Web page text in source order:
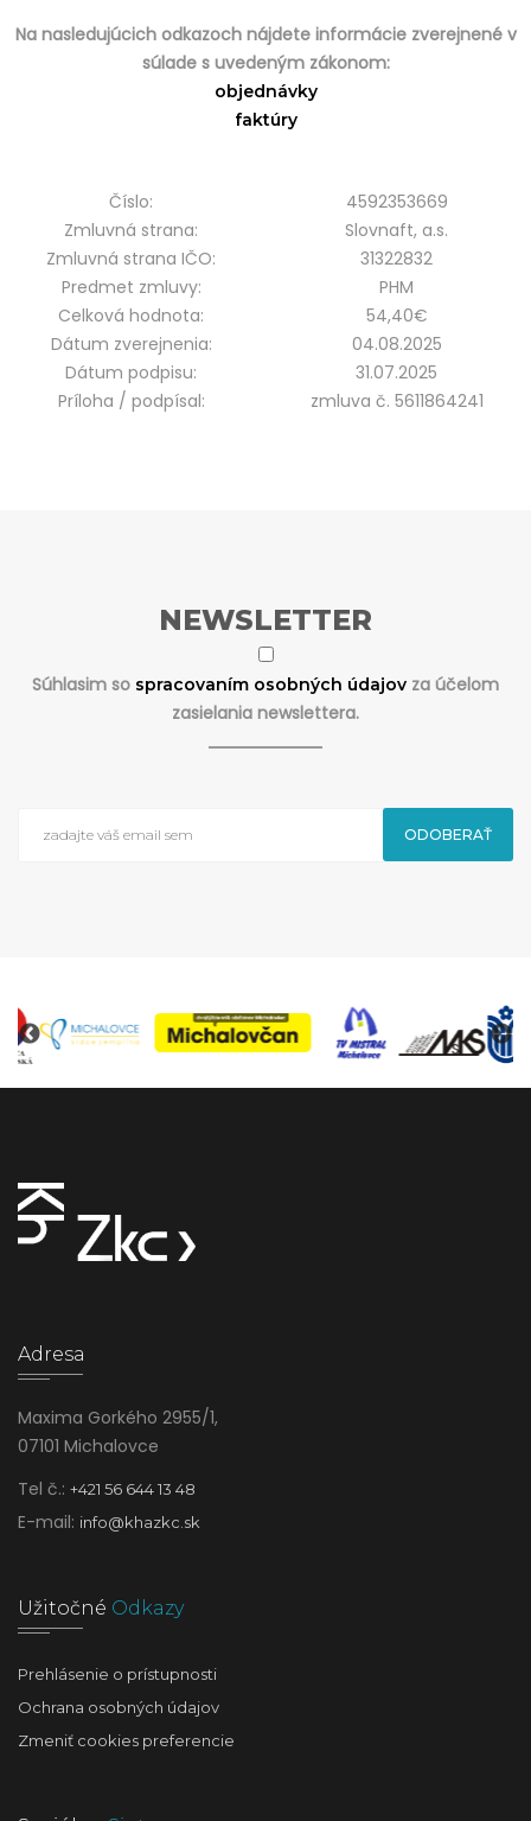
Na nasledujúcich odkazoch nájdete informácie zverejnené v
súlade s uvedeným zákonom:
objednávky
faktúry
Číslo:
4592353669
Zmluvná strana:
Slovnaft, a.s.
Zmluvná strana IČO:
31322832
Predmet zmluvy:
PHM
Celková hodnota:
54,40€
Dátum zverejnenia:
04.08.2025
Dátum podpisu:
31.07.2025
Príloha / podpísal:
zmluva č. 5611864241
NEWSLETTER
Súhlasim so spracovaním osobných údajov za účelom
zasielania newslettera.
ODOBERAŤ
Adresa
Maxima Gorkého 2955/1,
07101 Michalovce
Tel č.: +421 56 644 13 48
E-mail: info@khazkc.sk
Užitočné Odkazy
Prehlásenie o prístupnosti
Ochrana osobných údajov
Zmeniť cookies preferencie